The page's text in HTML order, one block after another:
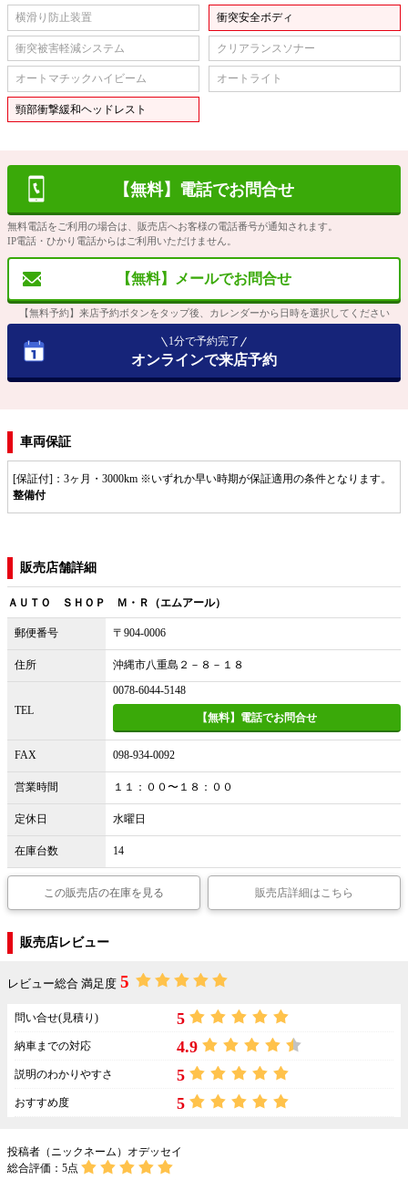
横滑り防止装置 衝突安全ボディ
衝突被害軽減システム クリアランスソナー
オートマチックハイビーム オートライト
頸部衝撃緩和ヘッドレスト
【無料】電話でお問合せ
無料電話をご利用の場合は、販売店へお客様の電話番号が通知されます。
IP電話・ひかり電話からはご利用いただけません。
【無料】メールでお問合せ
【無料予約】来店予約ボタンをタップ後、カレンダーから日時を選択してください
1分で予約完了
オンラインで来店予約
車両保証
[保証付]：3ヶ月・3000km ※いずれか早い時期が保証適用の条件となります。
整備付
販売店舗詳細
ＡＵＴＯ ＳＨＯＰ Ｍ・Ｒ（エムアール）
郵便番号 〒904-0006
住所 沖縄市八重島２－８－１８
TEL
0078-6044-5148
【無料】電話でお問合せ
FAX 098-934-0092
営業時間 １１：００〜１８：００
定休日 水曜日
在庫台数 14
この販売店の在庫を見る 販売店詳細はこちら
販売店レビュー
レビュー総合 満足度 5
問い合せ(見積り) 5
納車までの対応 4.9
説明のわかりやすさ 5
おすすめ度 5
投稿者（ニックネーム）オデッセイ
総合評価： 5点